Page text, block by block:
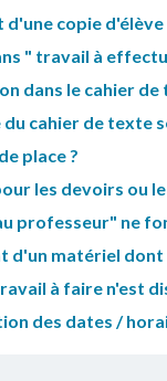
copie d'élève
" travail à
dans le cahier de
cahier de texte
place ?
les devoirs ou
professeur" ne
d'un matériel dont
à faire n'est
des dates /